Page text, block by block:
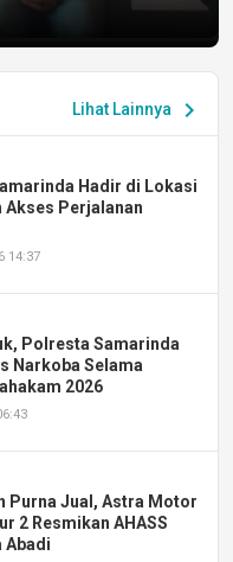
Lihat Lainnya chevron_right
Hadir di Lokasi
Akses Perjalanan
14:37
Polresta Samarinda
Narkoba Selama
2026
Purna Jual, Astra Motor
2 Resmikan AHASS
Abadi